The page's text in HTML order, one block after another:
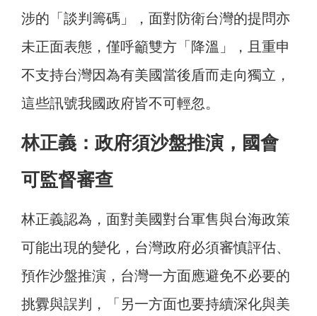
涉的「談判籌碼」，面對防衛台灣的提問亦
未正面表態，僅呼籲雙方「降溫」，且重申
不支持台灣因為有美國當後盾而走向獨立，
這些訊號我國政府皆不可輕忽。
林正義：政府須沙盤推演，國會
可監督審查
林正義認為，面對美國對台軍售與台海政策
可能出現的變化，台灣政府必須審慎評估、
預作沙盤推演，台灣一方面應避免不必要的
挑釁與誤判，「另一方面也要持續深化與美